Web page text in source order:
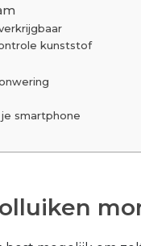
kunststof
smartphone